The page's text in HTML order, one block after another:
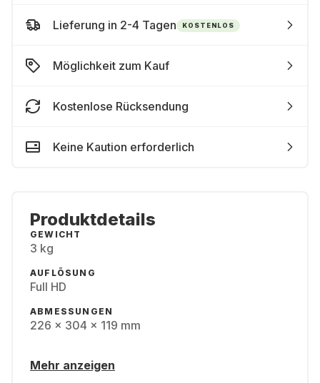
Lieferung in 2-4 Tagen KOSTENLOS
Möglichkeit zum Kauf
Kostenlose Rücksendung
Keine Kaution erforderlich
Produktdetails
GEWICHT
3 kg
AUFLÖSUNG
Full HD
ABMESSUNGEN
226 x 304 x 119 mm
Mehr anzeigen